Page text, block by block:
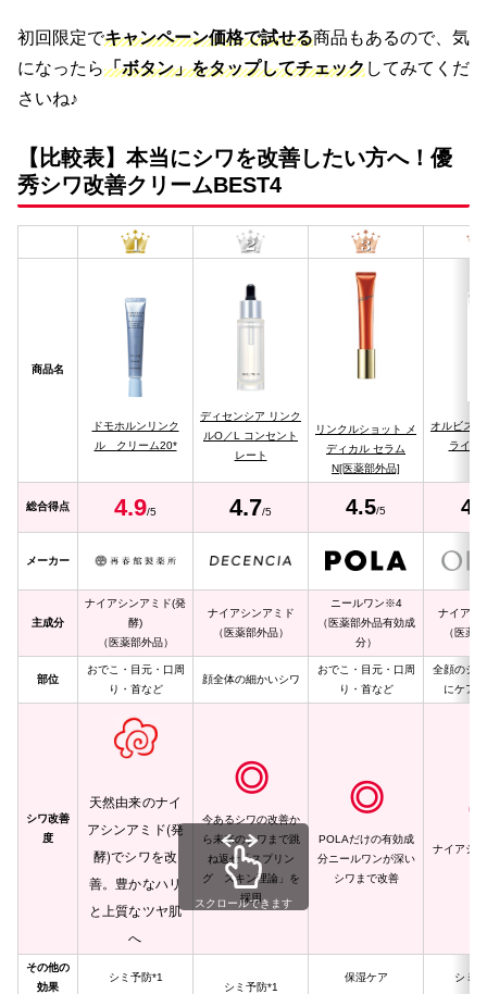
初回限定でキャンペーン価格で試せる商品もあるので、気
になったら「ボタン」をタップしてチェックしてみてくだ
さいね♪
【比較表】本当にシワを改善したい方へ！優
秀シワ改善クリームBEST4
商品名
ドモホルンリンク
ル クリーム20*
ディセンシア リンク
ルO／L コンセント
レート
リンクルショット メ
ディカル セラム
N[医薬部外品]
オルビス
ライト
総合得点 4.9/5 4.7/5 4.5/5
メーカー
主成分
ナイアシンアミド(発
酵)
（医薬部外品）
ナイアシンアミド
（医薬部外品）
ニールワン※4
（医薬部外品有効成
分）
ナイアシ
（医薬
部位
おでこ・目元・口周
り・首など
顔全体の細かいシワ
おでこ・目元・口周
り・首など
全顔のシ
にケア
シワ改善
度
天然由来のナイ
アシンアミド(発
酵)でシワを改
善。豊かなハリ
と上質なツヤ肌
へ
◎
今あるシワの改善か
ら未来のシワまで跳
ね返せ「スプリン
グ スキン理論」を
採用
◎
POLAだけの有効成
分ニールワンが深い
シワまで改善
ナイアシ
その他の
効果
シミ予防*1
シミ予防*1
保湿ケア シミ
スクロールできます